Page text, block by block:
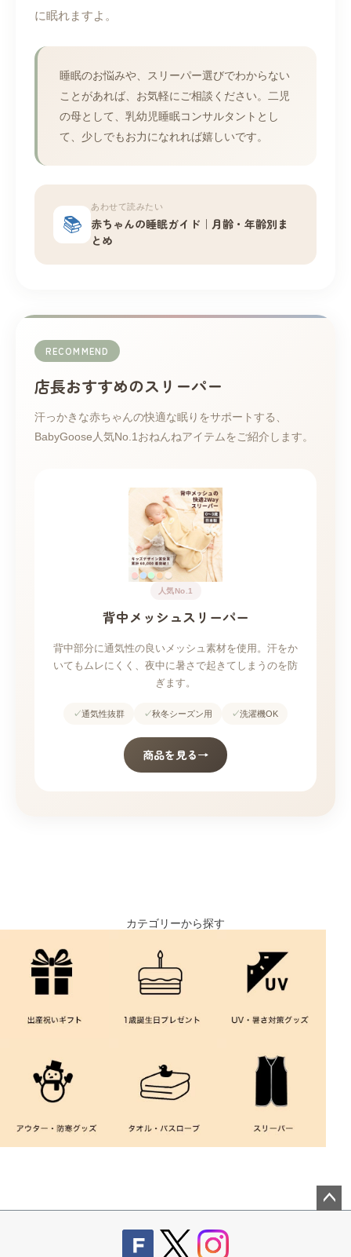
に眠れますよ。
睡眠のお悩みや、スリーパー選びでわからない
ことがあれば、お気軽にご相談ください。二児
の母として、乳幼児睡眠コンサルタントとし
て、少しでもお力になれれば嬉しいです。
📚
あわせて読みたい
赤ちゃんの睡眠ガイド｜月齢・年齢別ま
とめ
RECOMMEND
店長おすすめのスリーパー
汗っかきな赤ちゃんの快適な眠りをサポートする、
BabyGoose人気No.1おねんねアイテムをご紹介します。
人気No.1
背中メッシュスリーパー
背中部分に通気性の良いメッシュ素材を使用。汗をか
いてもムレにくく、夜中に暑さで起きてしまうのを防
ぎます。
通気性抜群 秋冬シーズン用 洗濯機OK
商品を見る
カテゴリーから探す